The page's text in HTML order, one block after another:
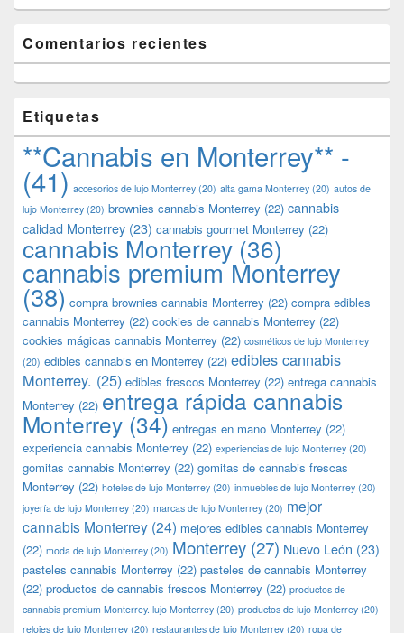
Comentarios recientes
Etiquetas
**Cannabis en Monterrey** -
(41) accesorios de lujo Monterrey (20) alta gama Monterrey (20) autos de
lujo Monterrey (20) brownies cannabis Monterrey (22) cannabis
calidad Monterrey (23) cannabis gourmet Monterrey (22)
cannabis Monterrey (36)
cannabis premium Monterrey
(38) compra brownies cannabis Monterrey (22) compra edibles
cannabis Monterrey (22) cookies de cannabis Monterrey (22)
cookies mágicas cannabis Monterrey (22) cosméticos de lujo Monterrey
(20) edibles cannabis en Monterrey (22) edibles cannabis
Monterrey. (25) edibles frescos Monterrey (22) entrega cannabis
Monterrey (22) entrega rápida cannabis
Monterrey (34) entregas en mano Monterrey (22)
experiencia cannabis Monterrey (22) experiencias de lujo Monterrey (20)
gomitas cannabis Monterrey (22) gomitas de cannabis frescas
Monterrey (22) hoteles de lujo Monterrey (20) inmuebles de lujo Monterrey (20)
joyería de lujo Monterrey (20) marcas de lujo Monterrey (20) mejor
cannabis Monterrey (24) mejores edibles cannabis Monterrey
(22) moda de lujo Monterrey (20) Monterrey (27) Nuevo León (23)
pasteles cannabis Monterrey (22) pasteles de cannabis Monterrey
(22) productos de cannabis frescos Monterrey (22) productos de
cannabis premium Monterrey. lujo Monterrey (20) productos de lujo Monterrey (20)
relojes de lujo Monterrey (20) restaurantes de lujo Monterrey (20) ropa de